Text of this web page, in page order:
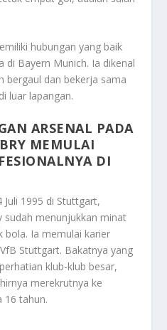
hubungan yang baik
di Bayern Munich. Ia dikenal
bergaul dan bekerja sama
luar lapangan.
ARSENAL PADA
MEMULAI
DI
Juli 1995 di Stuttgart,
sudah menunjukkan minat
bola. Ia memulai karier
Stuttgart. Bakatnya yang
klub-klub besar,
merekrutnya ke
16 tahun.